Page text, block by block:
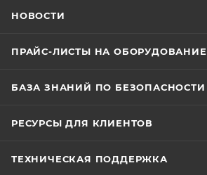
НОВОСТИ
ПРАЙС-ЛИСТЫ НА ОБОРУДОВАНИЕ
БАЗА ЗНАНИЙ ПО БЕЗОПАСНОСТИ
РЕСУРСЫ ДЛЯ КЛИЕНТОВ
ТЕХНИЧЕСКАЯ ПОДДЕРЖКА